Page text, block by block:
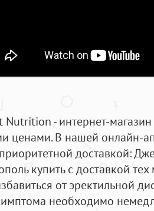
- интернет-
ценами. В нашей онлайн-
доставкой:
купить с доставкой
от эректильной
необходимо